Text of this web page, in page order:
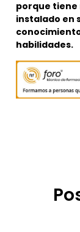
porque tiene
instalado en
habilidades.